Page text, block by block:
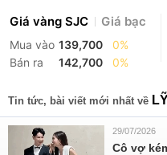
Giá vàng SJC Giá bạc
Mua vào 139,700
0%
Bán ra
142,700 0%
Tin tức, bài viết mới nhất về
29/07/2026
Cô vợ